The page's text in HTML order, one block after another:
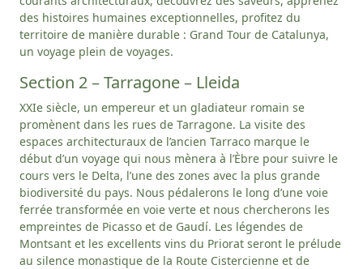
des histoires humaines exceptionnelles, profitez du
territoire de manière durable : Grand Tour de Catalunya,
un voyage plein de voyages.
Section 2 – Tarragone – Lleida
XXIe siècle, un empereur et un gladiateur romain se
promènent dans les rues de Tarragone. La visite des
espaces architecturaux de l’ancien Tarraco marque le
début d’un voyage qui nous mènera à l’Èbre pour suivre le
cours vers le Delta, l’une des zones avec la plus grande
biodiversité du pays. Nous pédalerons le long d’une voie
ferrée transformée en voie verte et nous chercherons les
empreintes de Picasso et de Gaudí. Les légendes de
Montsant et les excellents vins du Priorat seront le prélude
au silence monastique de la Route Cistercienne et de